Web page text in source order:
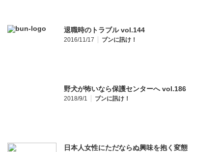
退職時のトラブル vol.144
2016/11/17 ブンに訊け！
野犬が怖いなら保護センターへ vol.186
2018/9/1 ブンに訊け！
日本人女性にただならぬ興味を抱く変態